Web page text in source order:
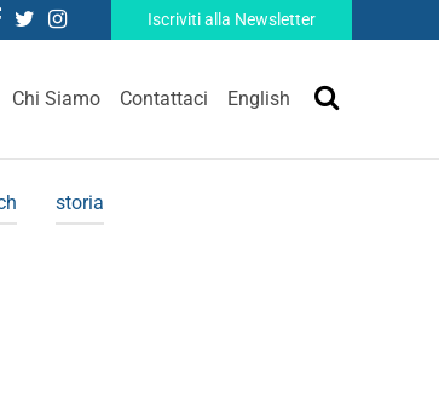
Iscriviti alla Newsletter
Chi Siamo Contattaci English
storia